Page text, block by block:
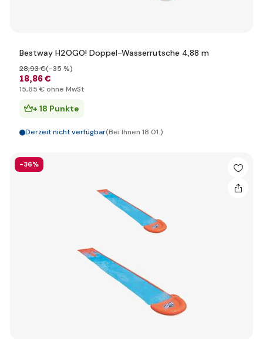
Bestway H2OGO! Doppel-Wasserrutsche 4,88 m
18,86 €
28,93 €(-35 %)
15,85 € ohne MwSt
+ 18 Punkte
Derzeit nicht verfügbar(Bei Ihnen 18.01.)
-36%